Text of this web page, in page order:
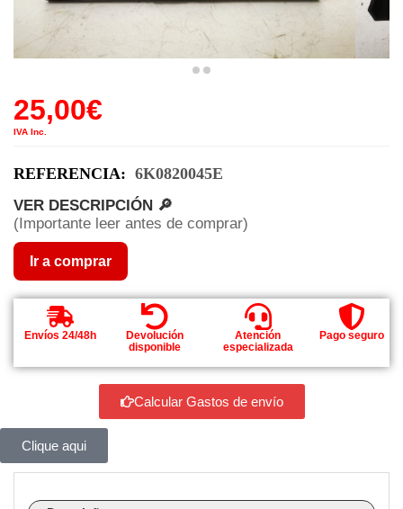
25,00€
IVA Inc.
REFERENCIA: 6K0820045E
VER DESCRIPCIÓN 🔎
(Importante leer antes de comprar)
Ir a comprar
Envíos 24/48h
Devolución
disponible
Atención
especializada
Pago seguro
Calcular Gastos de envío
Clique aqui